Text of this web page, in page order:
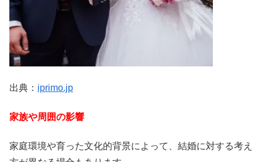
出典： iprimo.jp
家族や周囲の影響
家庭環境や育った文化的背景によって、結婚に対する考え